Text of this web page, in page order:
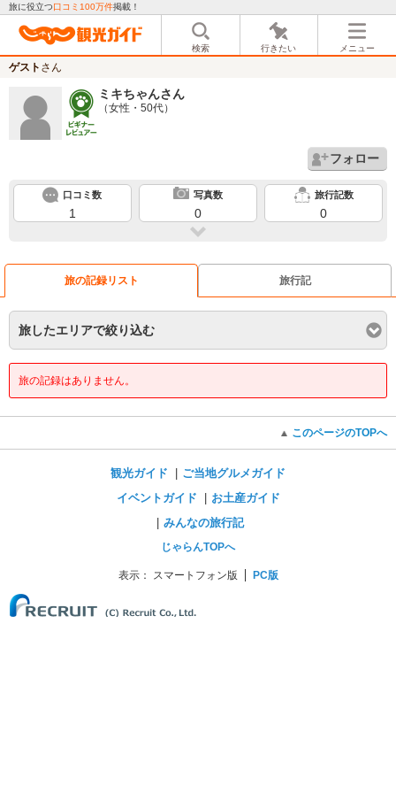
旅に役立つ口コミ100万件掲載！
検索 行きたい メニュー
ゲスト さん
ミキちゃんさん
（女性・50代）
フォロー
口コミ数
1
写真数
0
旅行記数
0
旅の記録リスト 旅行記
旅したエリアで絞り込む
旅の記録はありません。
このページのTOPへ
観光ガイド
ご当地グルメガイド
イベントガイド
お土産ガイド
みんなの旅行記
じゃらんTOPへ
表示： スマートフォン版 PC版